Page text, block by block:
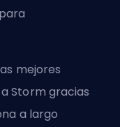
mejores
Storm gracias
a largo